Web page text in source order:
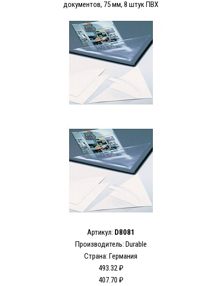
документов, 75 мм, 8 штук ПВХ
Артикул: D8081
Производитель: Durable
Страна: Германия
493.32 ₽
407.70 ₽